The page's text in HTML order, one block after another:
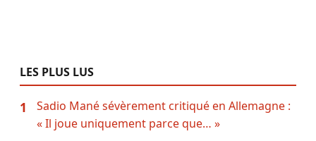
LES PLUS LUS
1
Sadio Mané sévèrement critiqué en Allemagne :
« Il joue uniquement parce que… »